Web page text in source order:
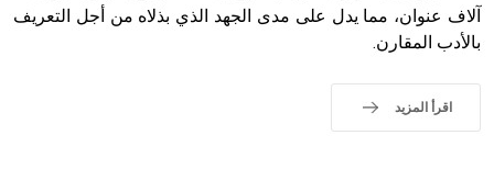
آلاف عنوان، مما يدل على مدى الجهد الذي بذلاه من أجل التعريف
بالأدب المقارن.
اقرأ المزيد